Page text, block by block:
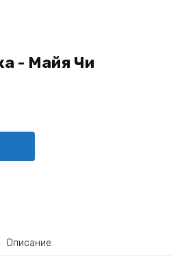
- Майя Чи
Описание